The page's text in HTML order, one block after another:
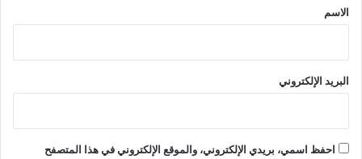
*
الاسم
البريد الإلكتروني
احفظ اسمي، بريدي الإلكتروني، والموقع الإلكتروني في هذا المتصفح